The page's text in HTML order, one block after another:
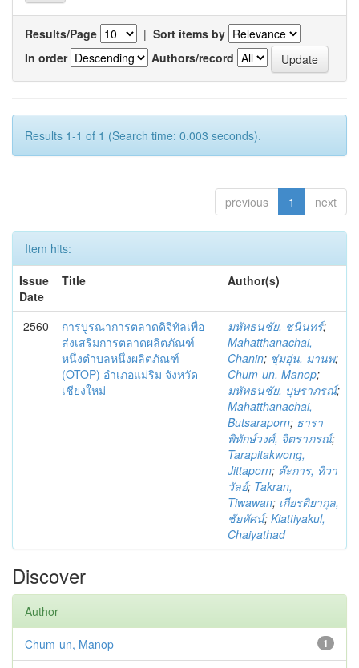
Results/Page | Sort items by
In order
Authors/record
Results 1-1 of 1 (Search time: 0.003 seconds).
previous 1 next
Item hits:
Issue
Date
Title Author(s)
2560
การบูรณาการตลาดดิจิทัลเพื่อ
ส่งเสริมการตลาดผลิตภัณฑ์
หนึ่งตำบลหนึ่งผลิตภัณฑ์
(OTOP) อำเภอแม่ริม จังหวัด
เชียงใหม่
มหัทธนชัย, ชนินทร์;
Mahatthanachai,
Chanin; ชุ่มอุ่น, มานพ;
Chum-un, Manop;
มหัทธนชัย, บุษราภรณ์;
Mahatthanachai,
Butsaraporn; ธารา
พิทักษ์วงศ์, จิตราภรณ์;
Tarapitakwong,
Jittaporn; ต๊ะการ, ทิวา
วัลย์; Takran,
Tiwawan; เกียรติยากุล,
ชัยทัศน์; Kiattiyakul,
Chaiyathad
Discover
Author
1
Chum-un, Manop